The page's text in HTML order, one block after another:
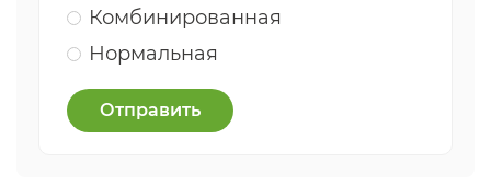
Комбинированная
Нормальная
Отправить